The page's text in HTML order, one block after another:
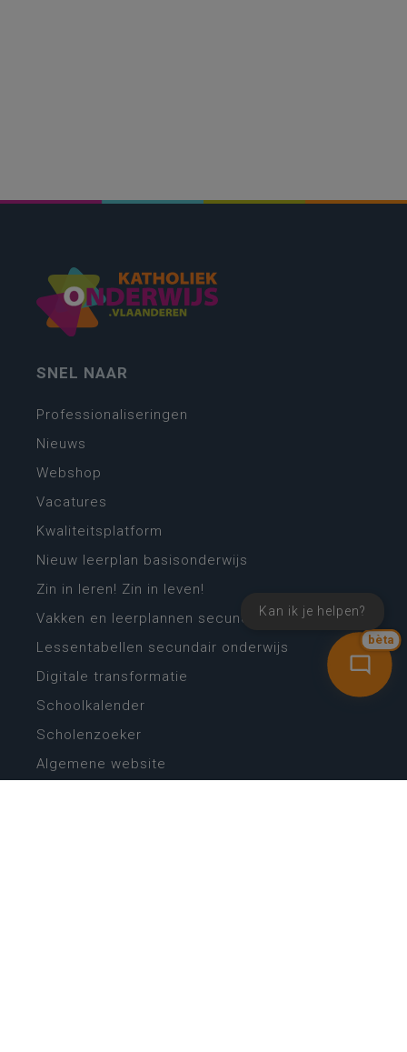
bèta
Kan ik je helpen?
SNEL NAAR
Professionaliseringen
Nieuws
Webshop
Vacatures
Kwaliteitsplatform
Nieuw leerplan basisonderwijs
Zin in leren! Zin in leven!
Vakken en leerplannen secundair onderwijs
Lessentabellen secundair onderwijs
Digitale transformatie
Schoolkalender
Scholenzoeker
Algemene website